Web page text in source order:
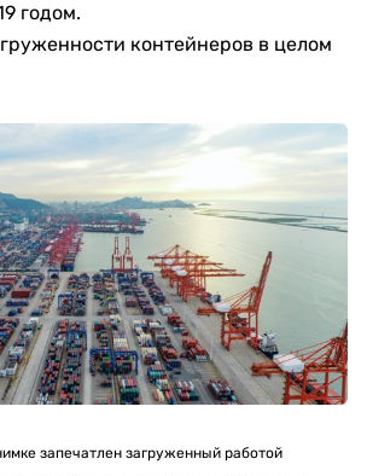
годом.
контейнеров в целом
запечатлен загруженный работой